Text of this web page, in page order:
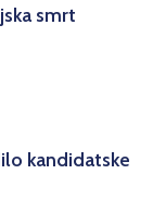
smrt
kandidatske